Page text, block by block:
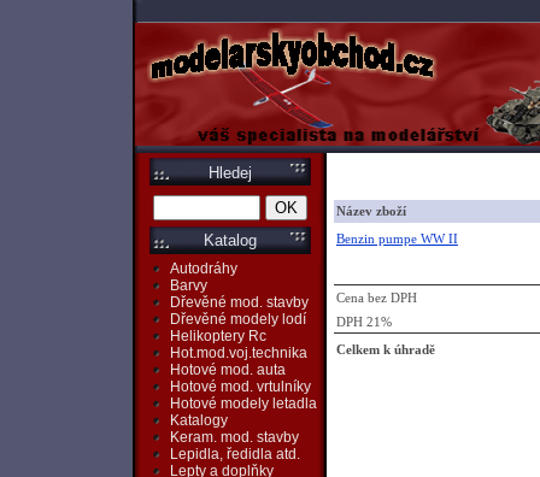
Hledej
Katalog
Autodráhy
Barvy
Dřevěné mod. stavby
Dřevěné modely lodí
Helikoptery Rc
Hot.mod.voj.technika
Hotové mod. auta
Hotové mod. vrtulníky
Hotové modely letadla
Katalogy
Keram. mod. stavby
Lepidla, ředidla atd.
Lepty a doplňky
Název zboží
Benzin pumpe WW II
Cena bez DPH
DPH 21%
Celkem k úhradě